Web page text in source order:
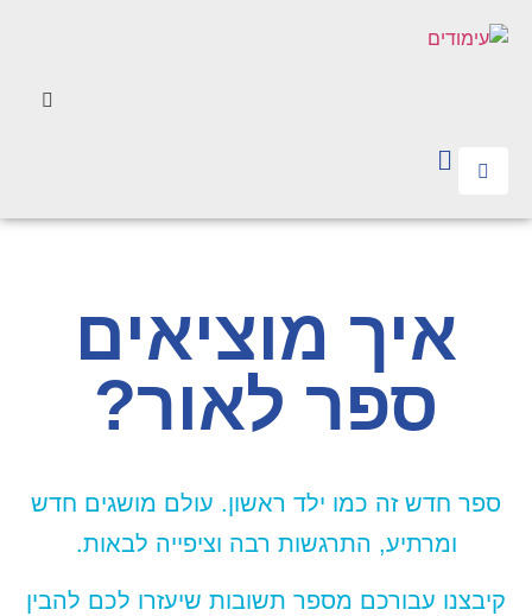
איך מוציאים
ספר לאור?
ספר חדש זה כמו ילד ראשון. עולם מושגים חדש
ומרתיע, התרגשות רבה וציפייה לבאות.
קיבצנו עבורכם מספר תשובות שיעזרו לכם להבין